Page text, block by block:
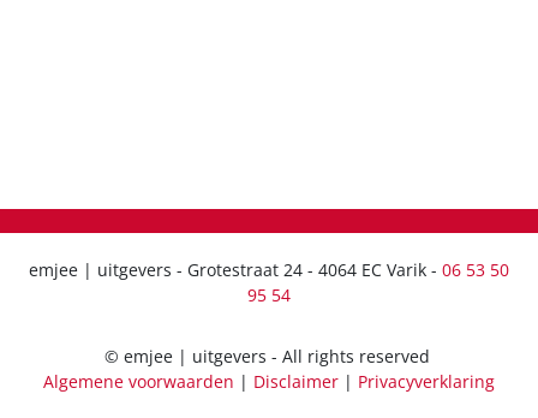
emjee | uitgevers - Grotestraat 24 - 4064 EC Varik - 06 53 50
95 54
© emjee | uitgevers - All rights reserved
Algemene voorwaarden | Disclaimer | Privacyverklaring